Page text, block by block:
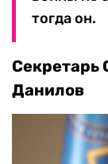
тогда он.
Секретарь
Данилов